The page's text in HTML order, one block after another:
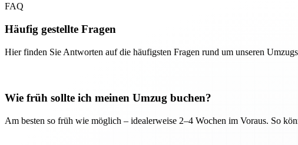
FAQ
Häufig gestellte Fragen
Hier finden Sie Antworten auf die häufigsten Fragen rund um unseren
Wie früh sollte ich meinen Umzug buchen?
Am besten so früh wie möglich – idealerweise 2–4 Wochen im Voraus. So